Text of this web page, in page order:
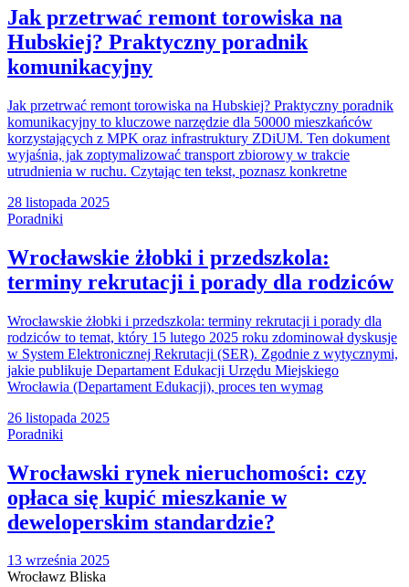
Jak przetrwać remont torowiska na
Hubskiej? Praktyczny poradnik
komunikacyjny
Jak przetrwać remont torowiska na Hubskiej? Praktyczny poradnik
komunikacyjny to kluczowe narzędzie dla 50000 mieszkańców
korzystających z MPK oraz infrastruktury ZDiUM. Ten dokument
wyjaśnia, jak zoptymalizować transport zbiorowy w trakcie
utrudnienia w ruchu. Czytając ten tekst, poznasz konkretne
28 listopada 2025
Poradniki
Wrocławskie żłobki i przedszkola:
terminy rekrutacji i porady dla rodziców
Wrocławskie żłobki i przedszkola: terminy rekrutacji i porady dla
rodziców to temat, który 15 lutego 2025 roku zdominował dyskusje
w System Elektronicznej Rekrutacji (SER). Zgodnie z wytycznymi,
jakie publikuje Departament Edukacji Urzędu Miejskiego
Wrocławia (Departament Edukacji), proces ten wymag
26 listopada 2025
Poradniki
Wrocławski rynek nieruchomości: czy
opłaca się kupić mieszkanie w
deweloperskim standardzie?
13 września 2025
Wrocławz Bliska